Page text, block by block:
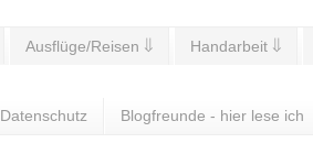
Ausflüge/Reisen ⇓ Handarbeit ⇓
Datenschutz Blogfreunde - hier lese ich